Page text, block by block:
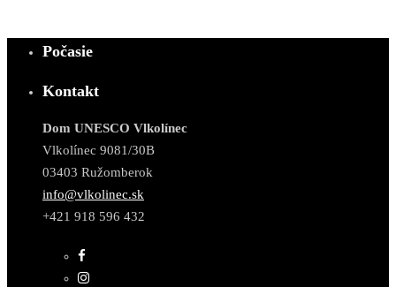
Počasie
Kontakt
Dom UNESCO Vlkolínec
Vlkolínec 9081/30B
03403 Ružomberok
info@vlkolinec.sk
+421 918 596 432